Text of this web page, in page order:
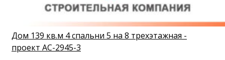
Дом 139 кв.м 4 спальни 5 на 8 трехэтажная -
проект АС-2945-3